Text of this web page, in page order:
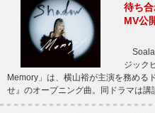
待ち
MV公
Soala
ジック
Memory」は、横山裕が主演を務める
せ』のオープニング曲。同ドラマは